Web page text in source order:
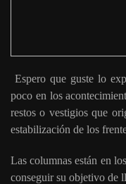
Espero que guste lo
poco en los
restos o vestigios que
estabilización de los
Las columnas están en
conseguir su objetivo de